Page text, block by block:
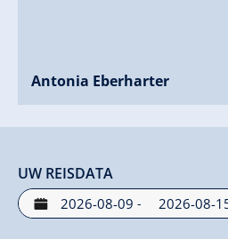
Antonia Eberharter
UW REISDATA
-